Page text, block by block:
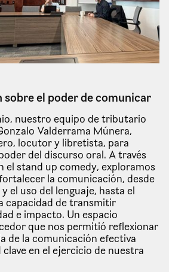
sobre el poder de comunicar
nuestro equipo de tributario
Valderrama Múnera,
locutor y libretista, para
del discurso oral. A través
el stand up comedy, exploramos
la comunicación, desde
el uso del lenguaje, hasta el
capacidad de transmitir
e impacto. Un espacio
que nos permitió reflexionar
de la comunicación efectiva
en el ejercicio de nuestra